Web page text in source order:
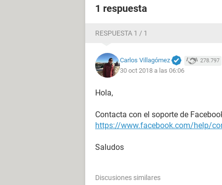
1 respuesta
RESPUESTA 1 / 1
Carlos Villagómez 278.797
30 oct 2018 a las 06:06
Hola,
Contacta con el soporte de
https://www.facebook.com/help/
Saludos
Discusiones similares